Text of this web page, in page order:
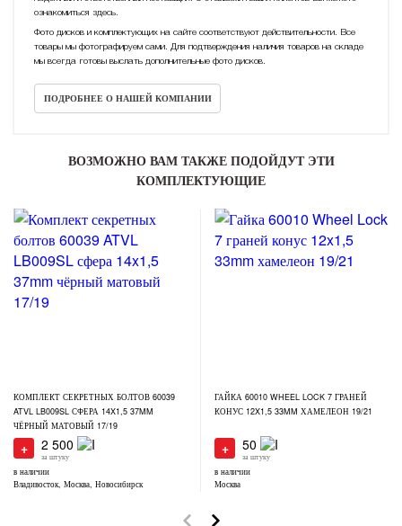
ознакомиться здесь.
Фото дисков и комплектующих на сайте соответствуют действительности. Все
товары мы фотографируем сами. Для подтверждения наличия товаров на складе
мы всегда готовы выслать дополнительные фото дисков.
ПОДРОБНЕЕ О НАШЕЙ КОМПАНИИ
ВОЗМОЖНО ВАМ ТАКЖЕ ПОДОЙДУТ ЭТИ
КОМПЛЕКТУЮЩИЕ
КОМПЛЕКТ СЕКРЕТНЫХ БОЛТОВ 60039
ATVL LB009SL СФЕРА 14X1,5 37MM
ЧЁРНЫЙ МАТОВЫЙ 17/19
+ 2 500
за штуку
в наличии
Владивосток, Москва, Новосибирск
ГАЙКА 60010 WHEEL LOCK 7 ГРАНЕЙ
КОНУС 12X1,5 33MM ХАМЕЛЕОН 19/21
+ 50
за штуку
в наличии
Москва